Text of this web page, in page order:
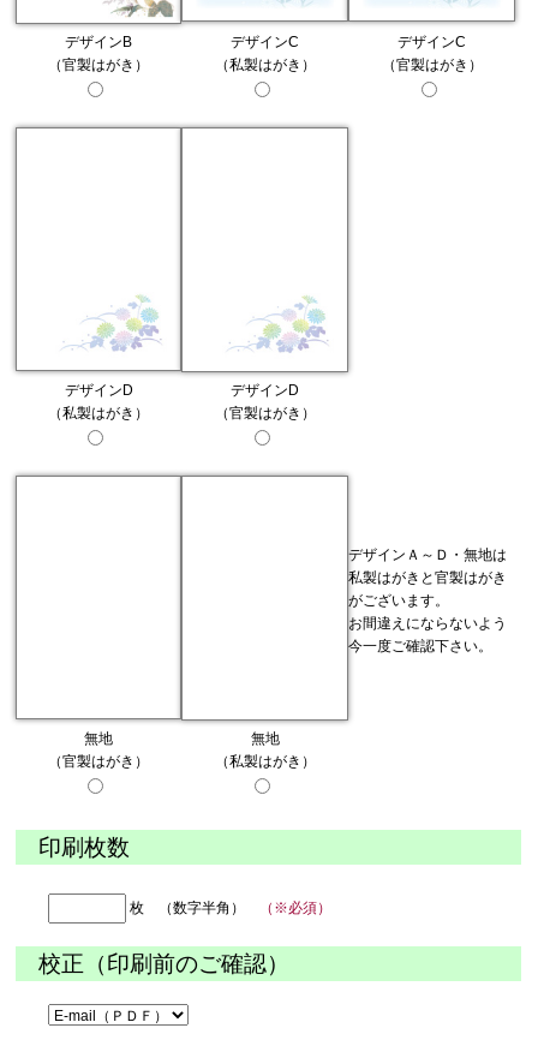
デザインB
（官製はがき）
デザインC
（私製はがき）
デザインC
（官製はがき）
デザインD
（私製はがき）
デザインD
（官製はがき）
デザインＡ～Ｄ・無地は
私製はがきと官製はがき
がございます。
お間違えにならないよう
今一度ご確認下さい。
無地
（官製はがき）
無地
（私製はがき）
印刷枚数
枚 （数字半角） （※必須）
校正（印刷前のご確認）